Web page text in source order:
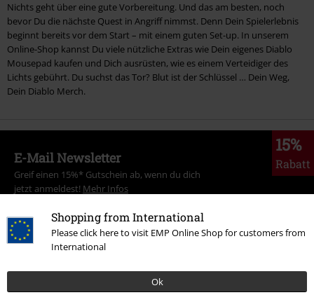
Shopping from International
Please click here to visit EMP Online Shop for customers from
International
Ok
Nichts geht über eine gute Vorbereitung. Und das am besten, noch
bevor Du die nächste Quest in Angriff nimmst. Denn Dein Spielerlebnis
beginnt bereits vor dem Start – mit einem guten Set-up. In unserem
Online-Shop kannst Du viele nützliche Extras wie Dein eigenes Diablo
Mousepad kaufen und Dich ausrüsten, wie es einem Verteidiger des
Lichts gebührt. Du suchst das Tor? Blut ist der Schlüssel … Dein Weg,
Dein Diablo Merch.
15%
Rabatt
E-Mail Newsletter
Greif einen 15%* Gutschein ab, wenn du dich
jetzt anmeldest! Mehr Infos
ein, dass die E.M.P. Merchandising Handelsgesellschaft mbH meine
personenbezogenen Daten verarbeitet um mich individuell und